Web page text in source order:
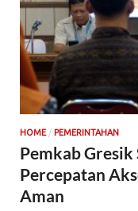
HOME/ PEMERINTAHAN
Pemkab
Percepatan
Aman